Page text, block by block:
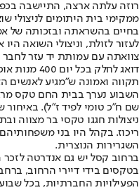
רוזה עלתה ארצה, התיישבה
ממקימי בית היתומים לניצולי
בחיים בהשראתה ובזכותה של
לעזור לזולת, וניצולי השואה
צוואתה עם עמותת יד עזר
דואג לחלק
תקווה ואמונה ש"מגיע לאנשים
השבוע נערך בבית החם טקס
ניצולות חגגו טקסי בר מצווה
ריכוז. בקהל היו בני
השגרירות הנוצרית.
ברחוב קסל יש גם אנדרטה
בטקסים בידי דיירי הרחוב,
הפעילויות החברתיות, בכל